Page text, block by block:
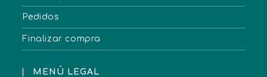
Pedidos
Finalizar compra
MENÚ LEGAL